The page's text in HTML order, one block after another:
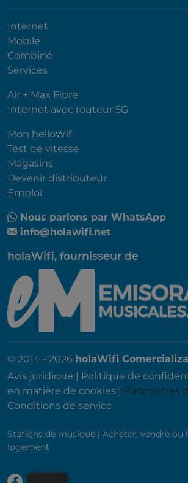
Internet
Mobile
Combiné
Services
Air + Max Fibre
Internet avec routeur 5G
Mon helloWifi
Test de vitesse
Magasins
Devenir distributeur
Emploi
Nous parlons par WhatsApp
info@holawifi.net
holaWifi, fournisseur de
© 2014 - 2026 holaWifi
Avis juridique
Politique de
en matière de cookies
Paramètres
Conditions de service
Stations de musique | Acheter, vendre ou
logement